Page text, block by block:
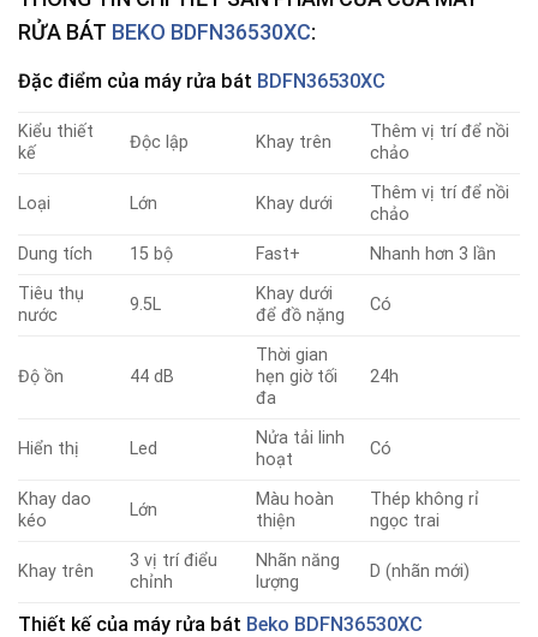
RỬA BÁT BEKO BDFN36530XC:
Đặc điểm của máy rửa bát BDFN36530XC
Kiểu thiết
kế
Độc lập Khay trên
Thêm vị trí để nồi
chảo
Loại Lớn Khay dưới
Thêm vị trí để nồi
chảo
Dung tích
15 bộ Fast+
Nhanh hơn 3 lần
Tiêu thụ
nước
9.5L
Khay dưới
để đồ nặng
Có
Độ ồn 44 dB
Thời gian
hẹn giờ tối
đa
24h
Hiển thị Led
Nửa tải linh
hoạt
Có
Khay dao
kéo
Lớn
Màu hoàn
thiện
Thép không rỉ
ngọc trai
Khay trên
3 vị trí điểu
chỉnh
Nhãn năng
lượng
D (nhãn mới)
Thiết kế của máy rửa bát Beko BDFN36530XC